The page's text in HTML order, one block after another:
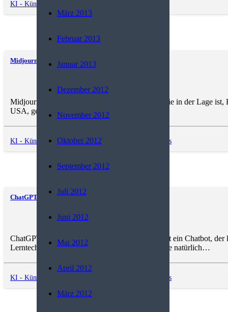
März 2013
Februar 2013
Januar 2013
Dezember 2012
November 2012
Oktober 2012
September 2012
Juli 2012
Juni 2012
Mai 2012
April 2012
März 2012
KI - Künstliche Intelligenz
Midjourney
Midjourney ist eine Künstliche Intelligenz (KI), die in der Lage ist,
USA, geschaffen, welches von…
KI - Künstliche Intelligenz,Software Trends and News
ChatGPT
ChatGPT (Generative Pre-trained Transformer) ist ein Chatbot,
Lerntechnologie, um Antworten zu generieren, die natürlich…
KI - Künstliche Intelligenz Trends and News